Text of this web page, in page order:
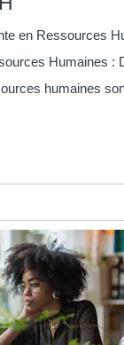
Qualifiante
Humaines
RH
en Ressources
Humaines :
humaines